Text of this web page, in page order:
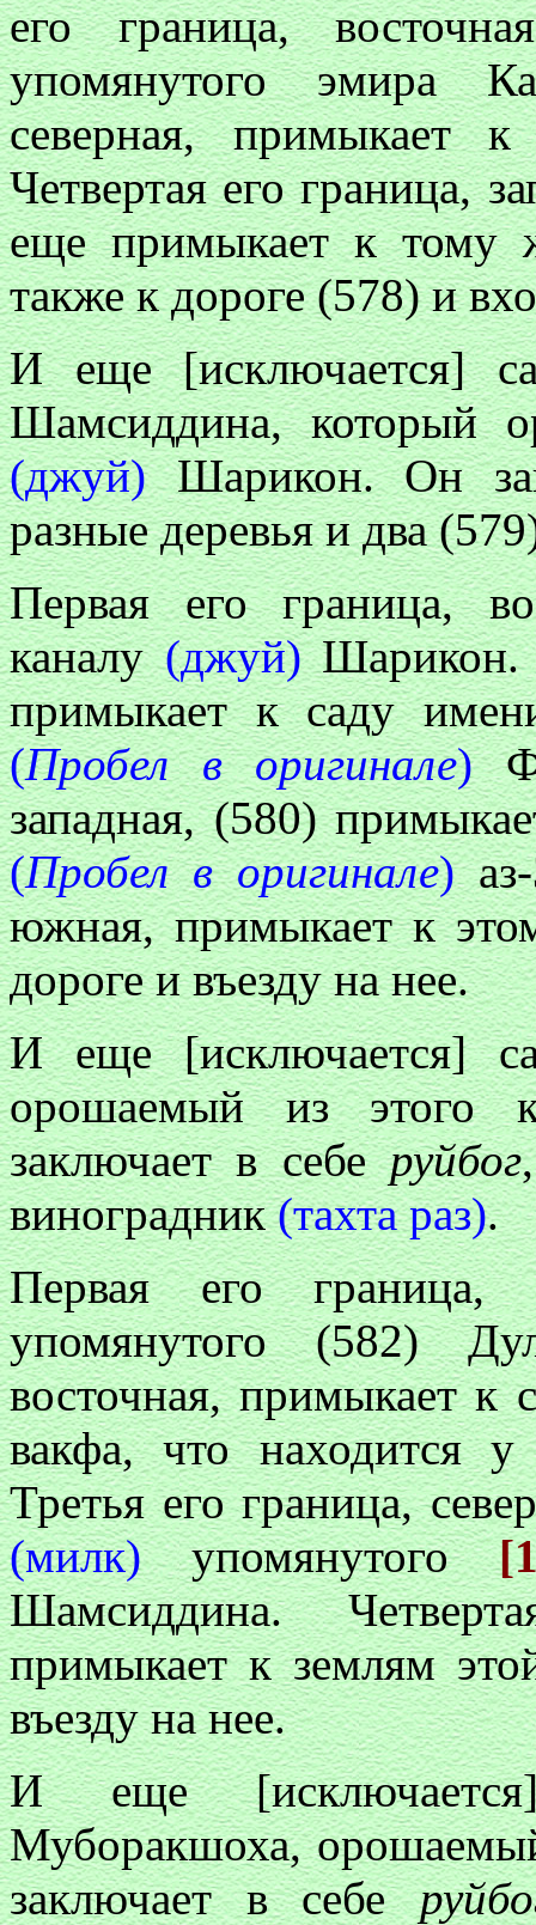
его граница,
упомянутого эмира
северная, примыкает
Четвертая его граница,
еще примыкает к тому
также к дороге (578) и
И еще [исключается]
Шамсиддина, который
(джуй)Шарикон. Он
разные деревья и два
Первая его граница,
каналу(джуй)Шарикон.
примыкает к саду
(Пробел в оригинале)
западная, (580)
(Пробел в оригинале)аз-
южная, примыкает к
дороге и въезду на нее.
И еще [исключается]
орошаемый из этого
заключает в себеруйбог
виноградник(тахта раз).
Первая его
упомянутого (582)
восточная, примыкает к
вакфа, что
Третья его граница,
(милк)упомянутого
Шамсиддина.
примыкает к землям
въезду на нее.
И еще
Муборакшоха,
заключает в себе